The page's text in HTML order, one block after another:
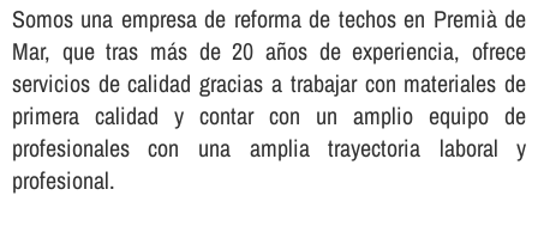
Somos una empresa de reforma de techos en Premià de
Mar, que tras más de 20 años de experiencia, ofrece
servicios de calidad gracias a trabajar con materiales de
primera calidad y contar con un amplio equipo de
profesionales con una amplia trayectoria laboral y
profesional.